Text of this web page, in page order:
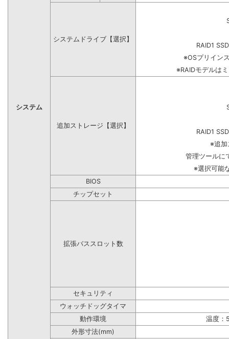
システム
システムドライブ【選択】
RAID1
※OSプリイン
※RAIDモデルは
追加ストレージ【選択】
RAID1
※追加
管理ツールに
※選択可能
BIOS
チップセット
拡張バススロット数
セキュリティ
ウォッチドッグタイマ
動作環境
温度：
外形寸法(mm)